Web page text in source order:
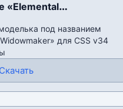
«Elemental
v34
под названием
для CSS v34
Скачать